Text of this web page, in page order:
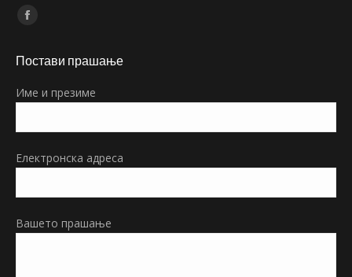
Find us on:
Facebook
opens
new
Постави прашање
Име и презиме
Електронска адреса
Вашето прашање